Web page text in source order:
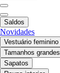
Saldos
Novidades
Vestuário feminino
Tamanhos grandes
Sapatos